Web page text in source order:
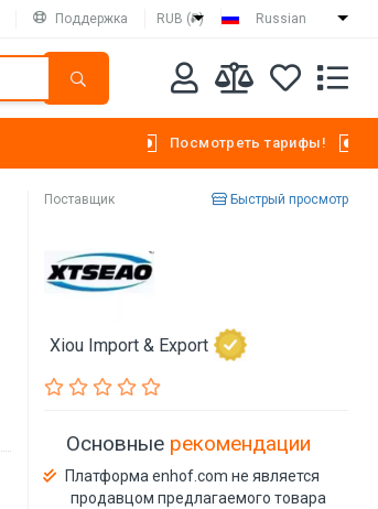
Поддержка RUB (₽) Russian
Посмотреть тарифы!
Поставщик Быстрый просмотр
Xiou Import & Export
Основные рекомендации
Платформа enhof.com не является
продавцом предлагаемого товара